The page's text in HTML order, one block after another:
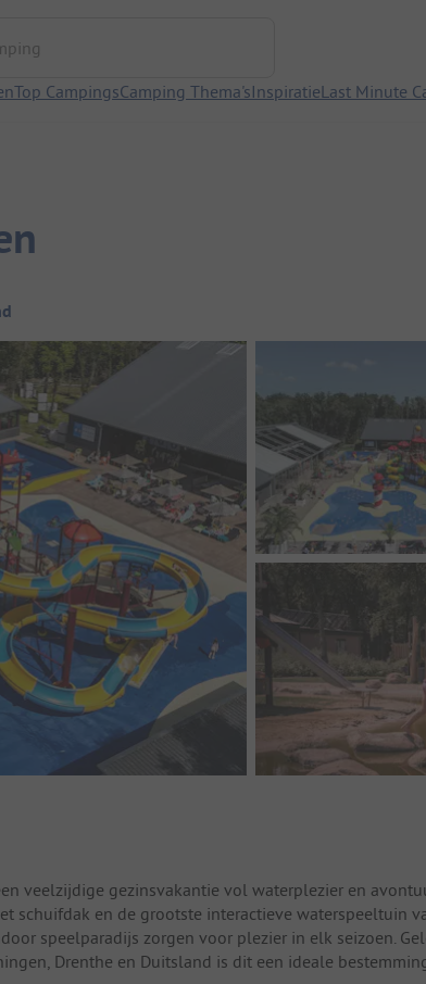
Top CampingsCamping Thema'sInspiratieLast Minute
veelzijdige gezinsvakantie vol waterplezier en
schuifdak en de grootste interactieve waterspeeltuin
speelparadijs zorgen voor plezier in elk seizoen.
Drenthe en Duitsland is dit een ideale